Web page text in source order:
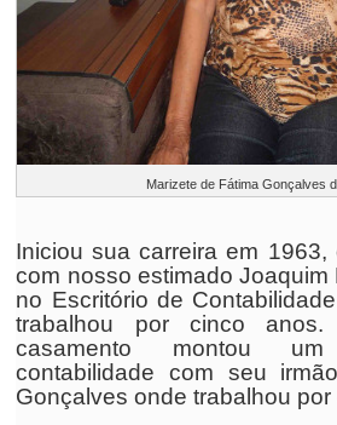
Marizete de Fátima Gonçalves
Iniciou sua carreira em 1963,
com nosso estimado Joaquim
no Escritório de
trabalhou por cinco
casamento montou
contabilidade com seu
Gonçalves onde trabalhou por